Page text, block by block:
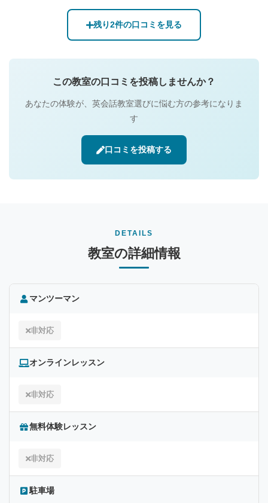
残り2件の口コミを見る
この教室の口コミを投稿しませんか？
あなたの体験が、英会話教室選びに悩む方の参考になりま
す
口コミを投稿する
DETAILS
教室の詳細情報
マンツーマン
非対応
オンラインレッスン
非対応
無料体験レッスン
非対応
駐車場